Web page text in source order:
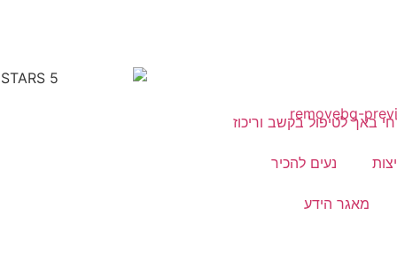
באך לטיפול בקשב וריכוז
נעים להכיר
מאגר הידע